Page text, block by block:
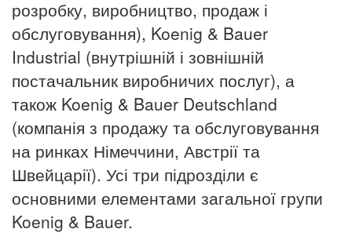
розробку, виробництво, продаж і
обслуговування), Koenig & Bauer
Industrial (внутрішній і зовнішній
постачальник виробничих послуг), а
також Koenig & Bauer Deutschland
(компанія з продажу та обслуговування
на ринках Німеччини, Австрії та
Швейцарії). Усі три підрозділи є
основними елементами загальної групи
Koenig & Bauer.